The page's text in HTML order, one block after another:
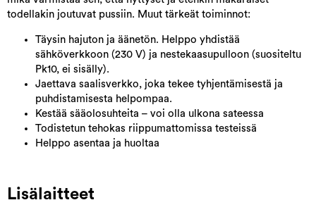
todellakin joutuvat pussiin. Muut tärkeät toiminnot:
Täysin hajuton ja äänetön. Helppo yhdistää
sähköverkkoon (230 V) ja nestekaasupulloon (suositeltu
Pk10, ei sisälly).
Jaettava saalisverkko, joka tekee tyhjentämisestä ja
puhdistamisesta helpompaa.
Kestää sääolosuhteita – voi olla ulkona sateessa
Todistetun tehokas riippumattomissa testeissä
Helppo asentaa ja huoltaa
Lisälaitteet